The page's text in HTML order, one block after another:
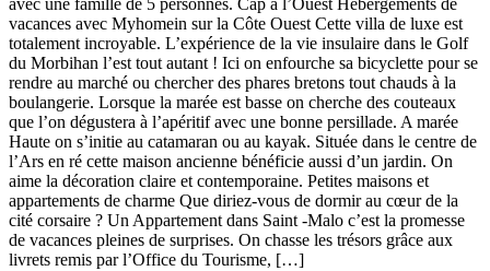
avec une famille de 5 personnes. Cap à l’Ouest Hébergements de
vacances avec Myhomein sur la Côte Ouest Cette villa de luxe est
totalement incroyable. L’expérience de la vie insulaire dans le Golf
du Morbihan l’est tout autant ! Ici on enfourche sa bicyclette pour se
rendre au marché ou chercher des phares bretons tout chauds à la
boulangerie. Lorsque la marée est basse on cherche des couteaux
que l’on dégustera à l’apéritif avec une bonne persillade. A marée
Haute on s’initie au catamaran ou au kayak. Située dans le centre de
l’Ars en ré cette maison ancienne bénéficie aussi d’un jardin. On
aime la décoration claire et contemporaine. Petites maisons et
appartements de charme Que diriez-vous de dormir au cœur de la
cité corsaire ? Un Appartement dans Saint -Malo c’est la promesse
de vacances pleines de surprises. On chasse les trésors grâce aux
livrets remis par l’Office du Tourisme, […]